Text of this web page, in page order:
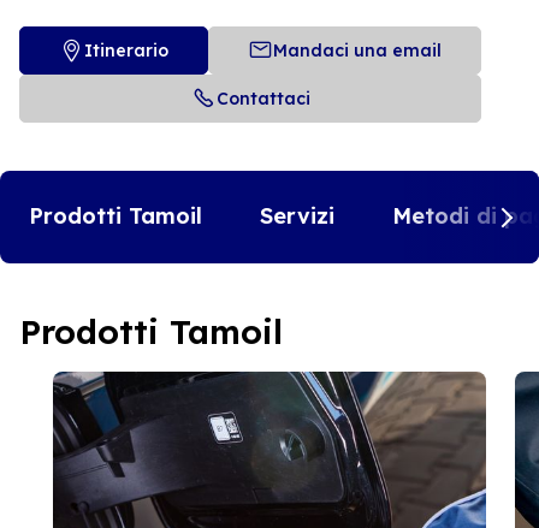
Itinerario Mandaci una email
Contattaci
Prodotti Tamoil Servizi Metodi di
Prodotti Tamoil